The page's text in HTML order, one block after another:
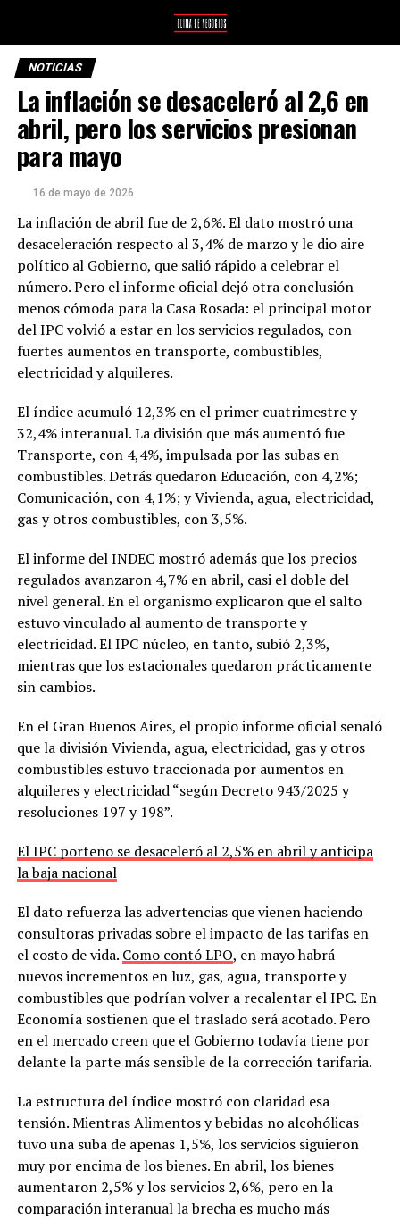
NOTICIAS
La inflación se desaceleró al 2,6 en
abril, pero los servicios presionan
para mayo
16 de mayo de 2026
La inflación de abril fue de 2,6%. El dato mostró una
desaceleración respecto al 3,4% de marzo y le dio aire
político al Gobierno, que salió rápido a celebrar el
número. Pero el informe oficial dejó otra conclusión
menos cómoda para la Casa Rosada: el principal motor
del IPC volvió a estar en los servicios regulados, con
fuertes aumentos en transporte, combustibles,
electricidad y alquileres.
El índice acumuló 12,3% en el primer cuatrimestre y
32,4% interanual. La división que más aumentó fue
Transporte, con 4,4%, impulsada por las subas en
combustibles. Detrás quedaron Educación, con 4,2%;
Comunicación, con 4,1%; y Vivienda, agua, electricidad,
gas y otros combustibles, con 3,5%.
El informe del INDEC mostró además que los precios
regulados avanzaron 4,7% en abril, casi el doble del
nivel general. En el organismo explicaron que el salto
estuvo vinculado al aumento de transporte y
electricidad. El IPC núcleo, en tanto, subió 2,3%,
mientras que los estacionales quedaron prácticamente
sin cambios.
En el Gran Buenos Aires, el propio informe oficial señaló
que la división Vivienda, agua, electricidad, gas y otros
combustibles estuvo traccionada por aumentos en
alquileres y electricidad “según Decreto 943/2025 y
resoluciones 197 y 198”.
El IPC porteño se desaceleró al 2,5% en abril y anticipa
la baja nacional
El dato refuerza las advertencias que vienen haciendo
consultoras privadas sobre el impacto de las tarifas en
el costo de vida. Como contó LPO, en mayo habrá
nuevos incrementos en luz, gas, agua, transporte y
combustibles que podrían volver a recalentar el IPC. En
Economía sostienen que el traslado será acotado. Pero
en el mercado creen que el Gobierno todavía tiene por
delante la parte más sensible de la corrección tarifaria.
La estructura del índice mostró con claridad esa
tensión. Mientras Alimentos y bebidas no alcohólicas
tuvo una suba de apenas 1,5%, los servicios siguieron
muy por encima de los bienes. En abril, los bienes
aumentaron 2,5% y los servicios 2,6%, pero en la
comparación interanual la brecha es mucho más